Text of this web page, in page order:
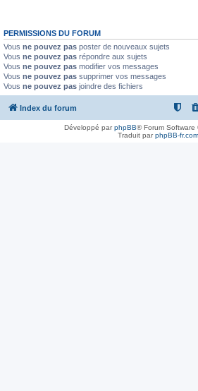
PERMISSIONS DU FORUM
Vous ne pouvez pas poster de nouveaux sujets
Vous ne pouvez pas répondre aux sujets
Vous ne pouvez pas modifier vos messages
Vous ne pouvez pas supprimer vos messages
Vous ne pouvez pas joindre des fichiers
Index du forum
Développé parphpBB® Forum Software
Traduit parphpBB-fr.com